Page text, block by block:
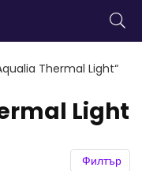
Thermal Light“
Light
Филтър